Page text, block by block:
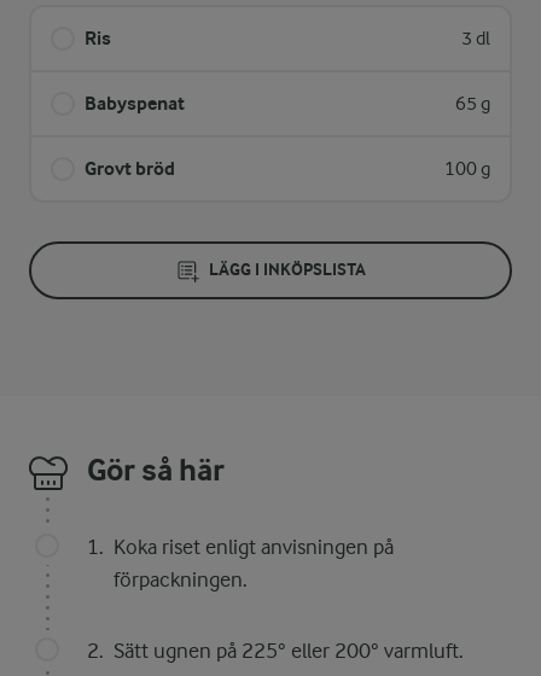
Ris 3 dl
Babyspenat 65 g
Grovt bröd 100 g
LÄGG I INKÖPSLISTA
Gör så här
Koka riset enligt anvisningen på
förpackningen.
Sätt ugnen på 225° eller 200° varmluft.